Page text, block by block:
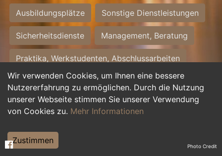
Wir verwenden Cookies, um Ihnen eine bessere
Nutzererfahrung zu ermöglichen. Durch die Nutzung
unserer Webseite stimmen Sie unserer Verwendung
von Cookies zu. Mehr Informationen
Zustimmen
Ausbildungsplätze Sonstige Dienstleistungen
Sicherheitsdienste Management, Beratung
Praktika, Werkstudenten, Abschlussarbeiten
Personalwesen Assistenz, Sekretariat
Hilfskräfte, Aushilfs- und Nebenjobs
Weiterbildung, Studium, duale Ausbildung Photo Credit